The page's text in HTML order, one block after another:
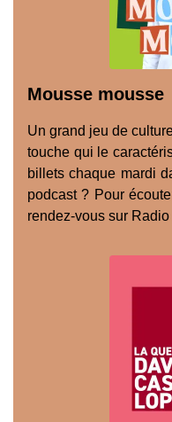
Mousse mousse
Un grand jeu de
touche qui le
billets chaque mardi
podcast ? Pour
rendez-vous sur